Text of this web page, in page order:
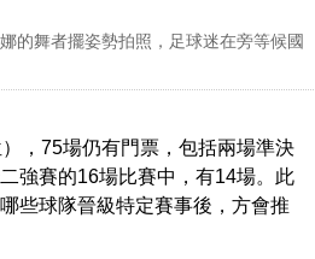
的舞者擺姿勢拍照，足球迷在旁等候國
，75場仍有門票，包括兩場準決
強賽的16場比賽中，有14場。此
些球隊晉級特定賽事後，方會推